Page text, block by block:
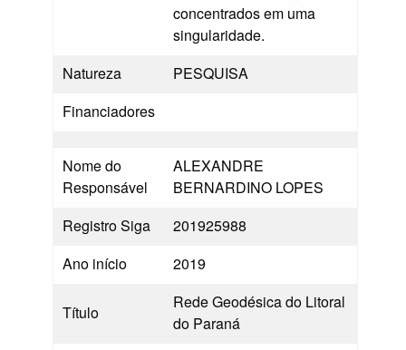
concentrados em uma
singularidade.
Natureza
PESQUISA
Financiadores
Nome do
Responsável
ALEXANDRE
BERNARDINO LOPES
Registro Siga
201925988
Ano início
2019
Título
Rede Geodésica do Litoral
do Paraná